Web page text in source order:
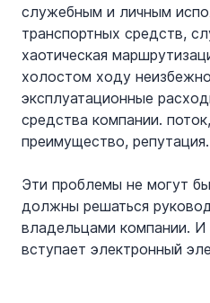
служебным и личным
транспортных средств,
хаотическая
холостом ходу
эксплуатационные
средства компании.
преимущество, репутация.
Эти проблемы не могут
должны решаться
владельцами компании. И
вступает электронный